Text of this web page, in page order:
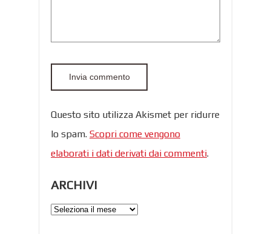
Questo sito utilizza Akismet per ridurre
lo spam. Scopri come vengono
elaborati i dati derivati dai commenti.
ARCHIVI
Archivi